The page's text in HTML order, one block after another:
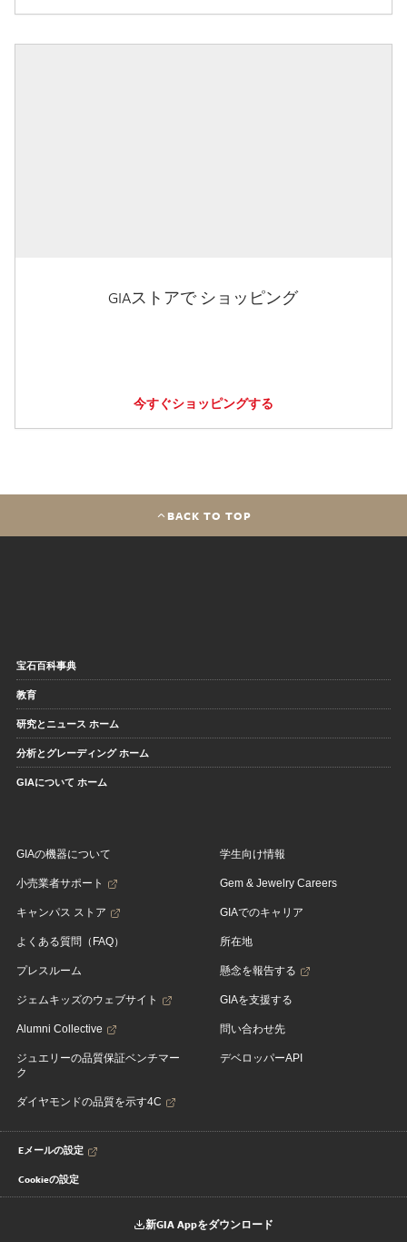
GIAストアで ショッピング
今すぐショッピングする
BACK TO TOP
宝石百科事典
教育
研究とニュース ホーム
分析とグレーディング ホーム
GIAについて ホーム
GIAの機器について
小売業者サポート
キャンパス ストア
よくある質問（FAQ）
プレスルーム
ジェムキッズのウェブサイト
Alumni Collective
ジュエリーの品質保証ベンチマー
ク
ダイヤモンドの品質を示す4C
学生向け情報
Gem & Jewelry Careers
GIAでのキャリア
所在地
懸念を報告する
GIAを支援する
問い合わせ先
デベロッパーAPI
Eメールの設定
Cookieの設定
新GIA Appをダウンロード